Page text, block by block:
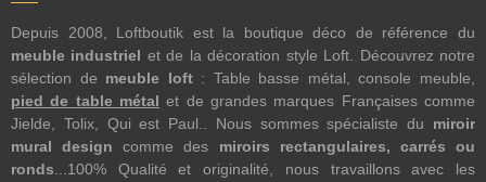
Depuis 2008, Loftboutik est la boutique déco de référence du
meuble industriel et de la décoration style Loft. Découvrez notre
sélection de meuble loft: Table basse métal, console meuble,
pied de table métal et de grandes marques Françaises comme
Jielde, Tolix, Qui est Paul.. Nous sommes spécialiste du miroir
mural design comme des miroirs rectangulaires, carrés ou
ronds ...100% Qualité et originalité, nous travaillons avec les